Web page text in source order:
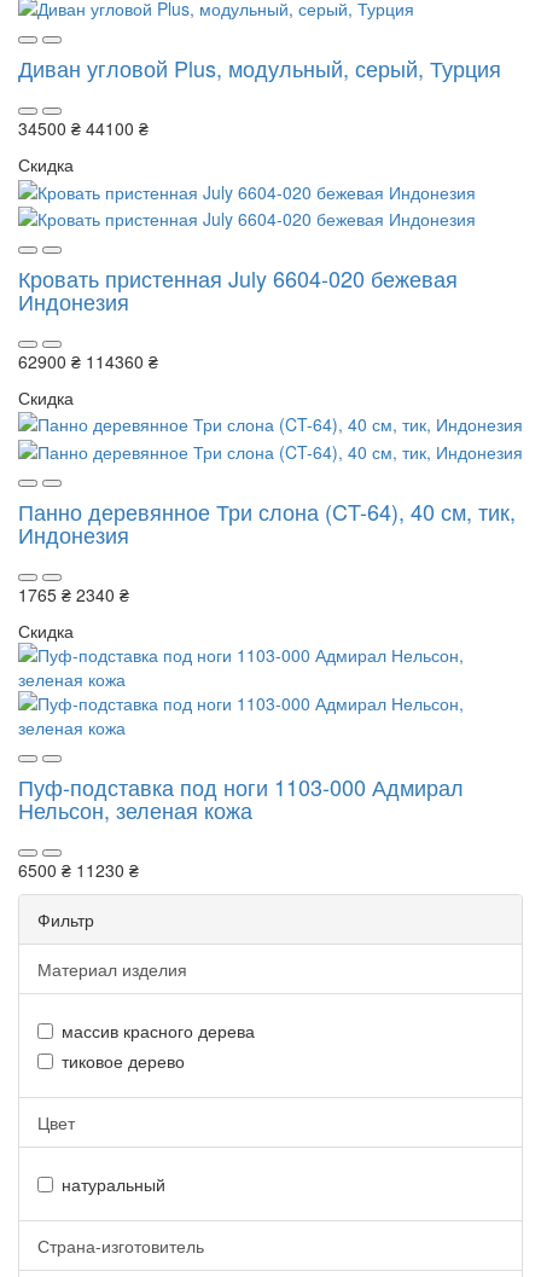
Диван угловой Plus, модульный, серый, Турция
34500 ₴ 44100 ₴
Скидка
Кровать пристенная July 6604-020 бежевая
Индонезия
62900 ₴ 114360 ₴
Скидка
Панно деревянное Три слона (CT-64), 40 см, тик,
Индонезия
1765 ₴ 2340 ₴
Скидка
Пуф-подставка под ноги 1103-000 Адмирал
Нельсон, зеленая кожа
6500 ₴ 11230 ₴
Фильтр
Материал изделия
массив красного дерева
тиковое дерево
Цвет
натуральный
Страна-изготовитель